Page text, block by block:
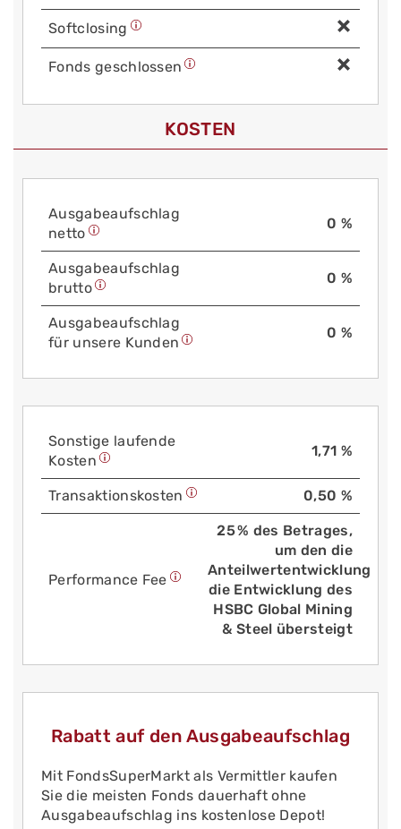
Soft­closing
Fonds geschlossen
KOSTEN
Aus­gabe­auf­schlag
netto
0 %
Aus­gabe­auf­schlag
brutto
0 %
Aus­gabe­auf­schlag
für unsere Kunden
0 %
Sonstige laufende
Kosten
1,71 %
Trans­aktions­kosten 0,50 %
Performance Fee
25 % des Betrages,
um den die
Anteilwertentwicklung
die Entwicklung des
HSBC Global Mining
& Steel übersteigt
Rabatt auf den Ausgabeaufschlag
Mit FondsSuperMarkt als Vermittler kaufen
Sie die meisten Fonds dauerhaft ohne
Ausgabeaufschlag ins kostenlose Depot!